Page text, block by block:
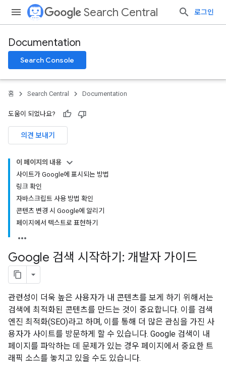
Search Central 로그인
Documentation
Search Console
홈 Search Central Documentation
도움이 되었나요?
의견 보내기
이 페이지의 내용
사이트가 Google에 표시되는 방법
링크 확인
자바스크립트 사용 방법 확인
콘텐츠 변경 시 Google에 알리기
페이지에서 텍스트로 표현하기
Google 검색 시작하기: 개발자 가이드
관련성이 더욱 높은 사용자가 내 콘텐츠를 보게 하기 위해서는
검색에 최적화된 콘텐츠를 만드는 것이 중요합니다. 이를 검색
엔진 최적화(SEO)라고 하며, 이를 통해 더 많은 관심을 가진 사
용자가 사이트를 방문하게 할 수 있습니다. Google 검색이 내
페이지를 파악하는 데 문제가 있는 경우 페이지에서 중요한 트
래픽 소스를 놓치고 있을 수도 있습니다.